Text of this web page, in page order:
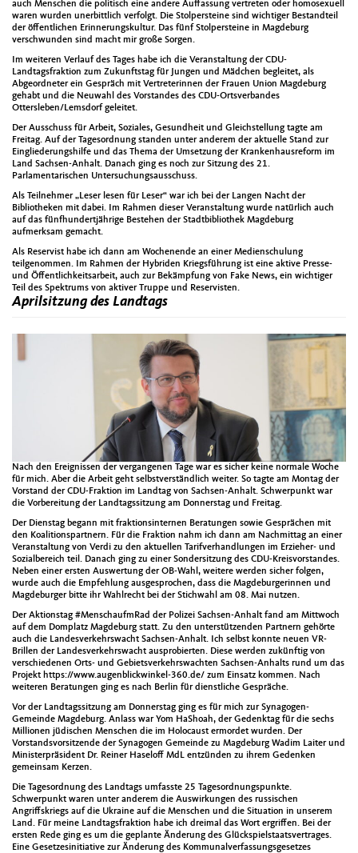
auch Menschen die politisch eine andere Auffassung vertreten oder homosexuell
waren wurden unerbittlich verfolgt. Die Stolpersteine sind wichtiger Bestandteil
der öffentlichen Erinnerungskultur. Das fünf Stolpersteine in Magdeburg
verschwunden sind macht mir große Sorgen.
Im weiteren Verlauf des Tages habe ich die Veranstaltung der CDU-
Landtagsfraktion zum Zukunftstag für Jungen und Mädchen begleitet, als
Abgeordneter ein Gespräch mit Vertreterinnen der Frauen Union Magdeburg
gehabt und die Neuwahl des Vorstandes des CDU-Ortsverbandes
Ottersleben/Lemsdorf geleitet.
Der Ausschuss für Arbeit, Soziales, Gesundheit und Gleichstellung tagte am
Freitag. Auf der Tagesordnung standen unter anderem der aktuelle Stand zur
Eingliederungshilfe und das Thema der Umsetzung der Krankenhausreform im
Land Sachsen-Anhalt. Danach ging es noch zur Sitzung des 21.
Parlamentarischen Untersuchungsausschuss.
Als Teilnehmer „Leser lesen für Leser“ war ich bei der Langen Nacht der
Bibliotheken mit dabei. Im Rahmen dieser Veranstaltung wurde natürlich auch
auf das fünfhundertjährige Bestehen der Stadtbibliothek Magdeburg
aufmerksam gemacht.
Als Reservist habe ich dann am Wochenende an einer Medienschulung
teilgenommen. Im Rahmen der Hybriden Kriegsführung ist eine aktive Presse-
und Öffentlichkeitsarbeit, auch zur Bekämpfung von Fake News, ein wichtiger
Teil des Spektrums von aktiver Truppe und Reservisten.
Aprilsitzung des Landtags
Nach den Ereignissen der vergangenen Tage war es sicher keine normale Woche
für mich. Aber die Arbeit geht selbstverständlich weiter. So tagte am Montag der
Vorstand der CDU-Fraktion im Landtag von Sachsen-Anhalt. Schwerpunkt war
die Vorbereitung der Landtagssitzung am Donnerstag und Freitag.
Der Dienstag begann mit fraktionsinternen Beratungen sowie Gesprächen mit
den Koalitionspartnern. Für die Fraktion nahm ich dann am Nachmittag an einer
Veranstaltung von Verdi zu den aktuellen Tarifverhandlungen im Erzieher- und
Sozialbereich teil. Danach ging zu einer Sondersitzung des CDU-Kreisvorstandes.
Neben einer ersten Auswertung der OB-Wahl, weitere werden sicher folgen,
wurde auch die Empfehlung ausgesprochen, dass die Magdeburgerinnen und
Magdeburger bitte ihr Wahlrecht bei der Stichwahl am 08. Mai nutzen.
Der Aktionstag #MenschaufmRad der Polizei Sachsen-Anhalt fand am Mittwoch
auf dem Domplatz Magdeburg statt. Zu den unterstützenden Partnern gehörte
auch die Landesverkehrswacht Sachsen-Anhalt. Ich selbst konnte neuen VR-
Brillen der Landesverkehrswacht ausprobierten. Diese werden zukünftig von
verschiedenen Orts- und Gebietsverkehrswachten Sachsen-Anhalts rund um das
Projekt https://www.augenblickwinkel-360.de/ zum Einsatz kommen. Nach
weiteren Beratungen ging es nach Berlin für dienstliche Gespräche.
Vor der Landtagssitzung am Donnerstag ging es für mich zur Synagogen-
Gemeinde Magdeburg. Anlass war Yom HaShoah, der Gedenktag für die sechs
Millionen jüdischen Menschen die im Holocaust ermordet wurden. Der
Vorstandsvorsitzende der Synagogen Gemeinde zu Magdeburg Wadim Laiter und
Ministerpräsident Dr. Reiner Haseloff MdL entzünden zu ihrem Gedenken
gemeinsam Kerzen.
Die Tagesordnung des Landtags umfasste 25 Tagesordnungspunkte.
Schwerpunkt waren unter anderem die Auswirkungen des russischen
Angriffskriegs auf die Ukraine auf die Menschen und die Situation in unserem
Land. Für meine Landtagsfraktion habe ich dreimal das Wort ergriffen. Bei der
ersten Rede ging es um die geplante Änderung des Glückspielstaatsvertrages.
Eine Gesetzesinitiative zur Änderung des Kommunalverfassungsgesetzes